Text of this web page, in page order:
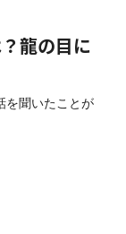
龍の目に
を聞いたことが